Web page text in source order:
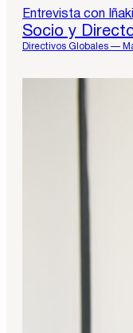
Entrevista con
Socio y
Directivos Globales —